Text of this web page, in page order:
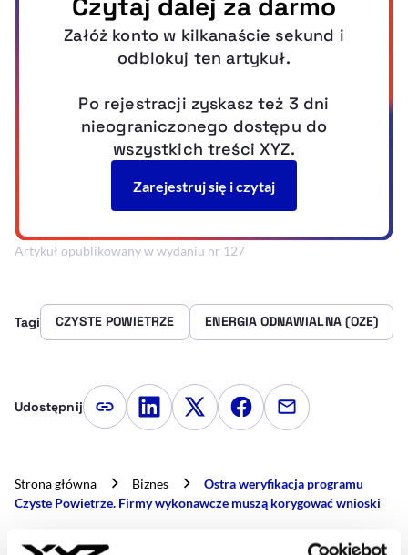
Artykuł opublikowany w wydaniu nr 127
Tagi CZYSTE POWIETRZE ENERGIA ODNAWIALNA (OZE)
Udostępnij Kopiuj link artykułu
Udostępnij na LinkedIn
Udostępnij na Twitterze
Udostępnij na
Udostępnij
Strona główna Biznes
Ostra weryfikacja programu
Czyste Powietrze. Firmy wykonawcze muszą korygować wnioski